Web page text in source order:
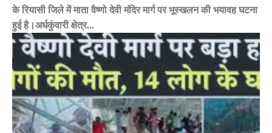
के रियासी जिले में माता वैष्णो देवी मंदिर मार्ग पर भूस्खलन की भयावह घटना
हुई है।अर्धकुंवारी क्षेत्र...